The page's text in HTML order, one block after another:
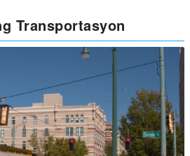
Transportasyon